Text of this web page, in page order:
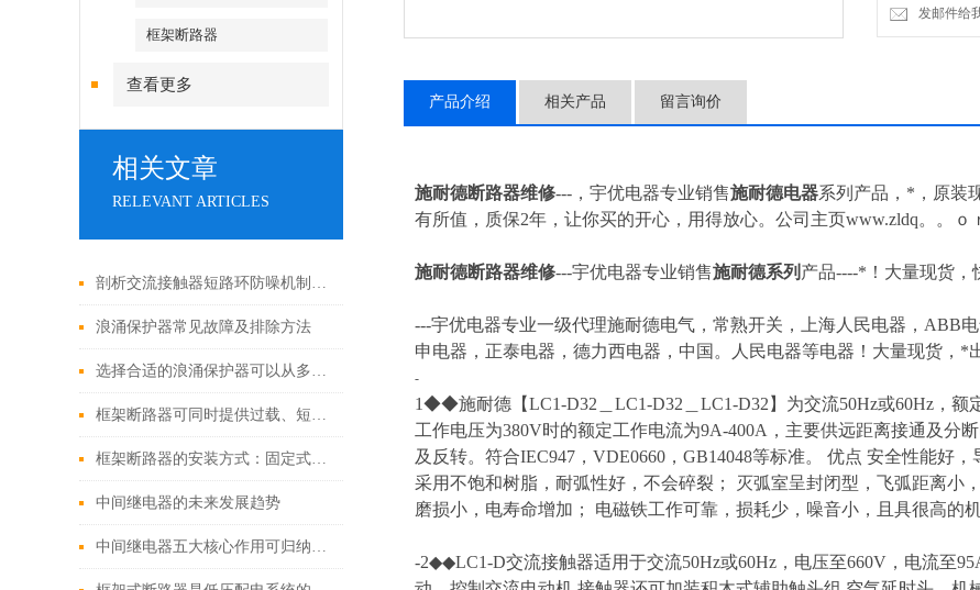
框架断路器
查看更多
相关文章
RELEVANT ARTICLES
剖析交流接触器短路环防噪机制与电气安全操作红线
浪涌保护器常见故障及排除方法
选择合适的浪涌保护器可以从多个角度探讨
框架断路器可同时提供过载、短路、漏电保护功能
框架断路器的安装方式：固定式，插入式，抽出式
中间继电器的未来发展趋势
中间继电器五大核心作用可归纳如下
发邮件给
产品介绍 相关产品 留言询价
施耐德断路器维修---，宇优电器专业销售施耐德电器系列产品，*，原装
有所值，质保2年，让你买的开心，用得放心。公司主页www.zldq。。ｏ
施耐德断路器维修---宇优电器专业销售施耐德系列 产品----*！大量现货，
---宇优电器专业一级代理施耐德电气，常熟开关，上海人民电器，ABB
申电器，正泰电器，德力西电器，中国。人民电器等电器！大量现货，*
-
1◆◆施耐德【LC1-D32＿LC1-D32＿LC1-D32】为交流50Hz或60Hz，额
工作电压为380V时的额定工作电流为9A-400A，主要供远距离接通及分
及反转。符合IEC947，VDE0660，GB14048等标准。 优点 安全性能好
采用不饱和树脂，耐弧性好，不会碎裂； 灭弧室呈封闭型，飞弧距离小
磨损小，电寿命增加； 电磁铁工作可靠，损耗少，噪音小，且具很高的
-2◆◆LC1-D交流接触器适用于交流50Hz或60Hz，电压至660V，电流至